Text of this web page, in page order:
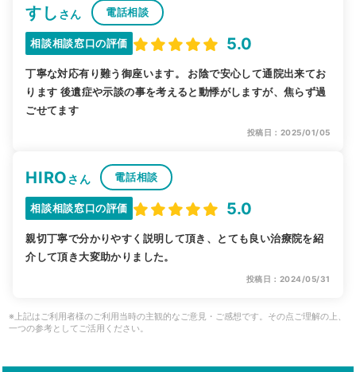
すし さん 電話相談
相談相談窓口の評価 5.0
丁寧な対応有り難う御座います。 お陰で安心して通院出来てお
ります 後遺症や示談の事を考えると動悸がしますが、焦らず過
ごせてます
投稿日：2025/01/05
HIROさん 電話相談
相談相談窓口の評価 5.0
親切丁寧で分かりやすく説明して頂き、とても良い治療院を紹
介して頂き大変助かりました。
投稿日：2024/05/31
※上記はご利用者様のご利用当時の主観的なご意見・ご感想です。その点ご理解の上、
一つの参考としてご活用ください。